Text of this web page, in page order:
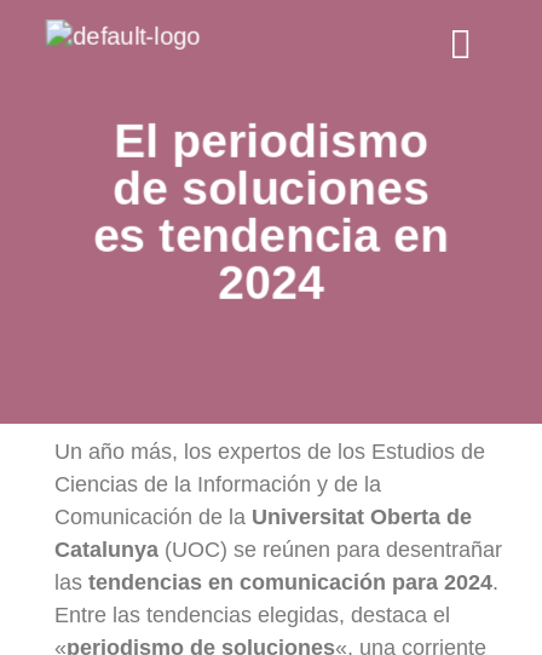
El periodismo
de soluciones
es tendencia en
2024
Un año más, los expertos de los Estudios de
Ciencias de la Información y de la
Comunicación de la Universitat Oberta de
Catalunya (UOC) se reúnen para desentrañar
las tendencias en comunicación para 2024.
Entre las tendencias elegidas, destaca el
«periodismo de soluciones«, una corriente